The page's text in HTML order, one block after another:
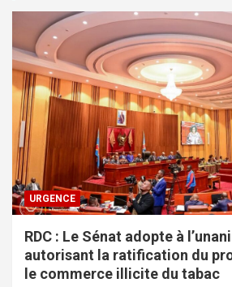
URGENCE
RDC : Le Sénat adopte à
autorisant la ratification du
le commerce illicite du tabac